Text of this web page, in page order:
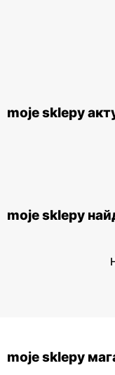
moje sklepy
moje sklepy
moje sklepy